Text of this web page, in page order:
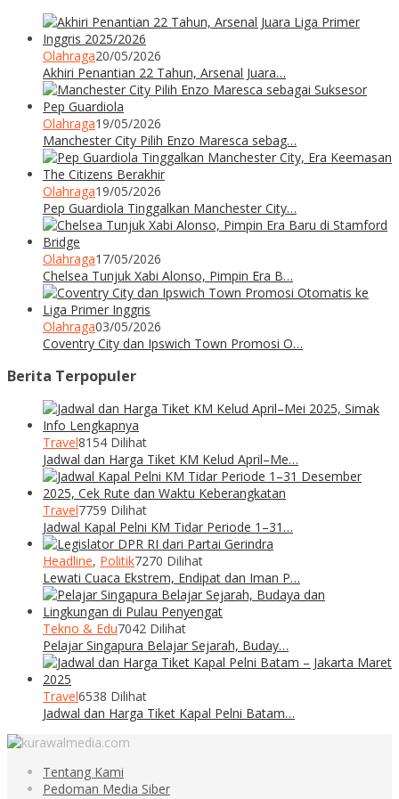
Olahraga20/05/2026
Akhiri Penantian 22 Tahun, Arsenal Juara…
Olahraga19/05/2026
Manchester City Pilih Enzo Maresca sebag…
Olahraga19/05/2026
Pep Guardiola Tinggalkan Manchester City…
Olahraga17/05/2026
Chelsea Tunjuk Xabi Alonso, Pimpin Era B…
Olahraga03/05/2026
Coventry City dan Ipswich Town Promosi O…
Berita Terpopuler
Travel8154 Dilihat
Jadwal dan Harga Tiket KM Kelud April–Me…
Travel7759 Dilihat
Jadwal Kapal Pelni KM Tidar Periode 1–31…
Headline, Politik7270 Dilihat
Lewati Cuaca Ekstrem, Endipat dan Iman P…
Tekno & Edu7042 Dilihat
Pelajar Singapura Belajar Sejarah, Buday…
Travel6538 Dilihat
Jadwal dan Harga Tiket Kapal Pelni Batam…
Tentang Kami
Pedoman Media Siber